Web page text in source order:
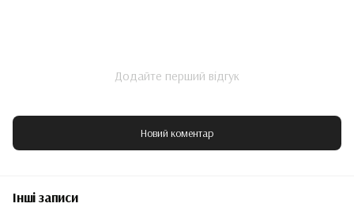
Додайте перший відгук
Новий коментар
Інші записи